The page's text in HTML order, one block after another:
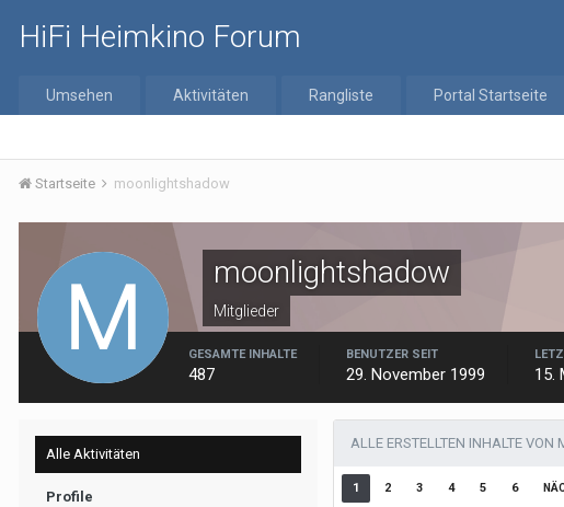
HiFi Heimkino Forum
Umsehen Aktivitäten Rangliste Portal Startseite
Startseite moonlightshadow
moonlightshadow
Mitglieder
GESAMTE INHALTE
487
BENUTZER SEIT
29. November 1999 15.
Alle Aktivitäten
Profile
ALLE ERSTELLTEN INHALTE VON
1 2 3 4 5 6